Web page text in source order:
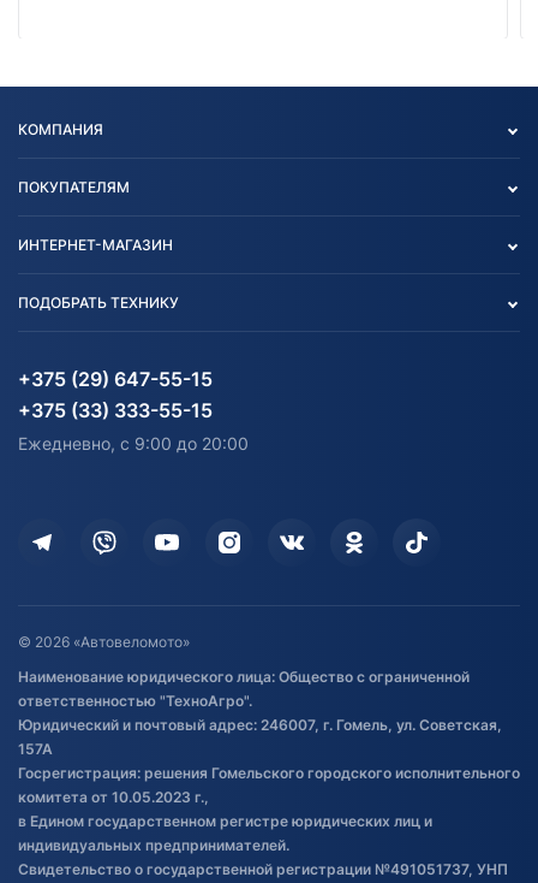
КОМПАНИЯ
Блог
Карта сайта
ПОКУПАТЕЛЯМ
Согласие на обработку
Информация до получения
согласия на обработку
персональных данных
Дополнительные услуги
Оставить отзыв
Договор публичной оферты
Обработка файлов cookie
Постановка транспорта на учет
Обновления в ЭПТС 2024
ИНТЕРНЕТ-МАГАЗИН
Агротехника
Водный транспорт
Электротранспорт
Активный отдых и спорт
ПОДОБРАТЬ ТЕХНИКУ
Агротехника
Электротранспорт
Лодочные моторные
+375 (29) 647-55-15
+375 (33) 333-55-15
Ежедневно, с 9:00 до 20:00
© 2026 «Автовеломото»
Наименование юридического лица: Общество с ограниченной
ответственностью "ТехноАгро".
Юридический и почтовый адрес: 246007, г. Гомель, ул. Советская,
157А
Госрегистрация: решения Гомельского городского исполнительного
комитета от 10.05.2023 г.,
в Едином государственном регистре юридических лиц и
индивидуальных предпринимателей.
Свидетельство о государственной регистрации №491051737, УНП